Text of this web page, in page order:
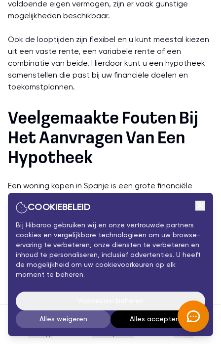
voldoende eigen vermogen, zijn er vaak gunstige
mogelijkheden beschikbaar.
Ook de looptijden zijn flexibel en u kunt meestal kiezen
uit een vaste rente, een variabele rente of een
combinatie van beide. Hierdoor kunt u een hypotheek
samenstellen die past bij uw financiële doelen en
toekomstplannen.
Veelgemaakte Fouten Bij
Het Aanvragen Van Een
Hypotheek
Een woning kopen in Spanje is een grote financiële
beslissing. Toch maken veel kopers dezelfde fouten
tijdens het hypotheekproces. Door deze fouten te
herkennen, kunt u veel tijd, geld en stress besparen.
Alleen Naar De Koopprijs Kijken
Veel mensen berekenen uitsluitend hoeveel zij kunnen
lenen voor de woning zelf. Zij vergeten echter dat de
bijkomende kosten gemiddeld tien tot vijftien procent
van de aankoopprijs bedragen. Hierdoor ontstaat soms
een onverwacht financieringstekort op het laatste
moment.
COOKIEBELEID
Bij Hibaroo gebruiken wij en onze vertrouwde partners
cookies en vergelijkbare technologieën om uw browse-
ervaring te verbeteren, onze diensten te verbeteren en
inhoud te personaliseren, inclusief advertenties. U heeft
de mogelijkheid om uw cookievoorkeuren op elk
moment te beheren.
Alles weigeren Alles accepteren